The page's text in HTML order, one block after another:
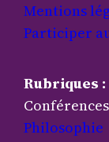
Mentions
Participer
Rubriques :
Conférences
Philosophie